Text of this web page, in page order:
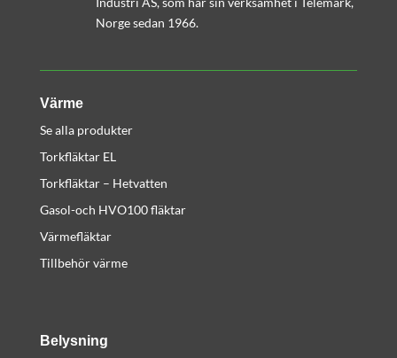
Norge sedan 1966.
Värme
Se alla produkter
Torkfläktar EL
Torkfläktar – Hetvatten
Gasol-och HVO100 fläktar
Värmefläktar
Tillbehör värme
Belysning